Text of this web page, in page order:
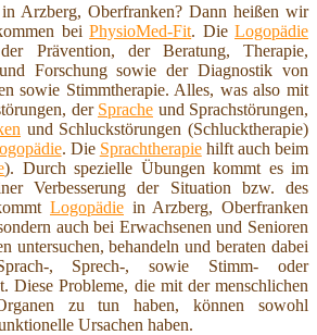
in Arzberg, Oberfranken? Dann heißen wir
beiPhysioMed-Fit. DieLogopädie
Prävention, der Beratung, Therapie,
Forschung sowie der Diagnostik von
sowie Stimmtherapie. Alles, was also mit
der Sprache und Sprachstörungen,
und Schluckstörungen (Schlucktherapie)
. Die Sprachtherapiehilft auch beim
). Durch spezielle Übungen kommt es im
Verbesserung der Situation bzw. des
Logopädie in Arzberg, Oberfranken
auch bei Erwachsenen und Senioren
untersuchen, behandeln und beraten dabei
, Sprech-, sowie Stimm- oder
Diese Probleme, die mit der menschlichen
zu tun haben, können sowohl
Ursachen haben.